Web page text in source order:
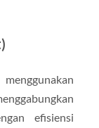
efisiensi